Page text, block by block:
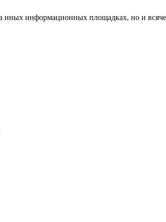
иных информационных площадках, но и